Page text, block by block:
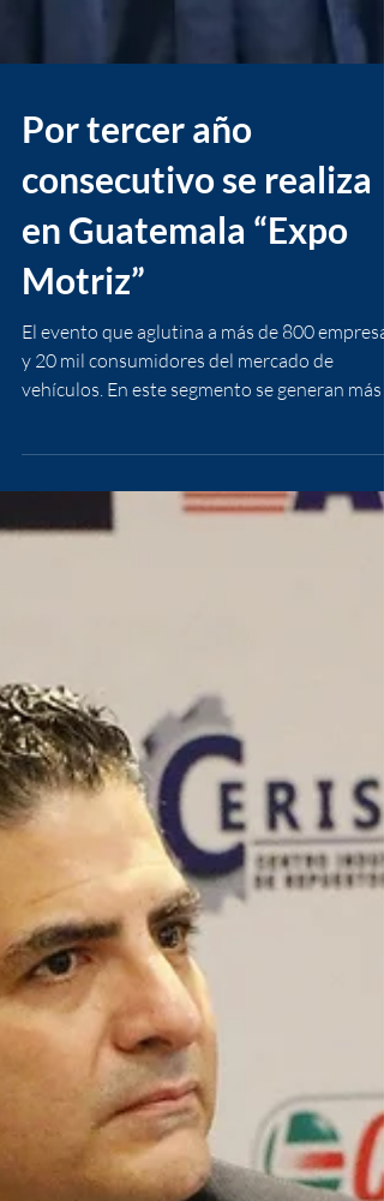
Por tercer año
consecutivo se realiza
en Guatemala “Expo
Motriz”
El evento que aglutina a más de 800 empresas
y 20 mil consumidores del mercado de
2,000...